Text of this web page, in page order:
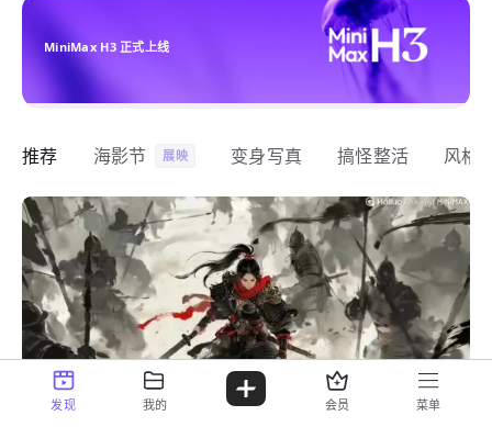
MiniMax H3 正式上线
推荐 海影节 展映 变身写真 搞怪整活 风格
发现 我的 会员 菜单